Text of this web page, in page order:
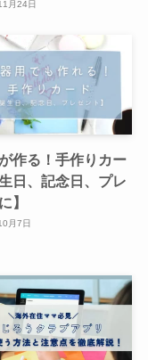
月24日
作る！手作りカー
日、記念日、プレ
】
月7日